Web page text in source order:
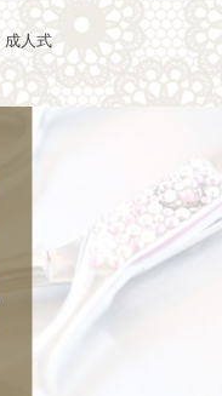
成人式